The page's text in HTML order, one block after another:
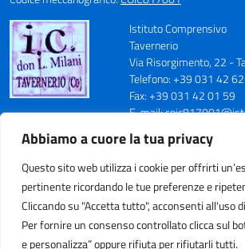
Abbiamo a cuore la tua privacy
Questo sito web utilizza i cookie per offrirti
pertinente ricordando le tue preferenze e
Cliccando su "Accetta tutto", acconsenti all'uso
Per fornire un consenso controllato clicca sul
e personalizza” oppure rifiuta per rifiutarli tutti.
Istituto Comprensivo
Tavernerio
Via Risorgimento, 22 -
Telefono: +39 031 42
Fax: +39 031 42 01 59
E-mail:
Codice Meccanografico: COIC817001
Codice Fiscale: 80019180134
Cod. IPA: istsc_coic817001
Codice Univoco Ufficio: UFN70S